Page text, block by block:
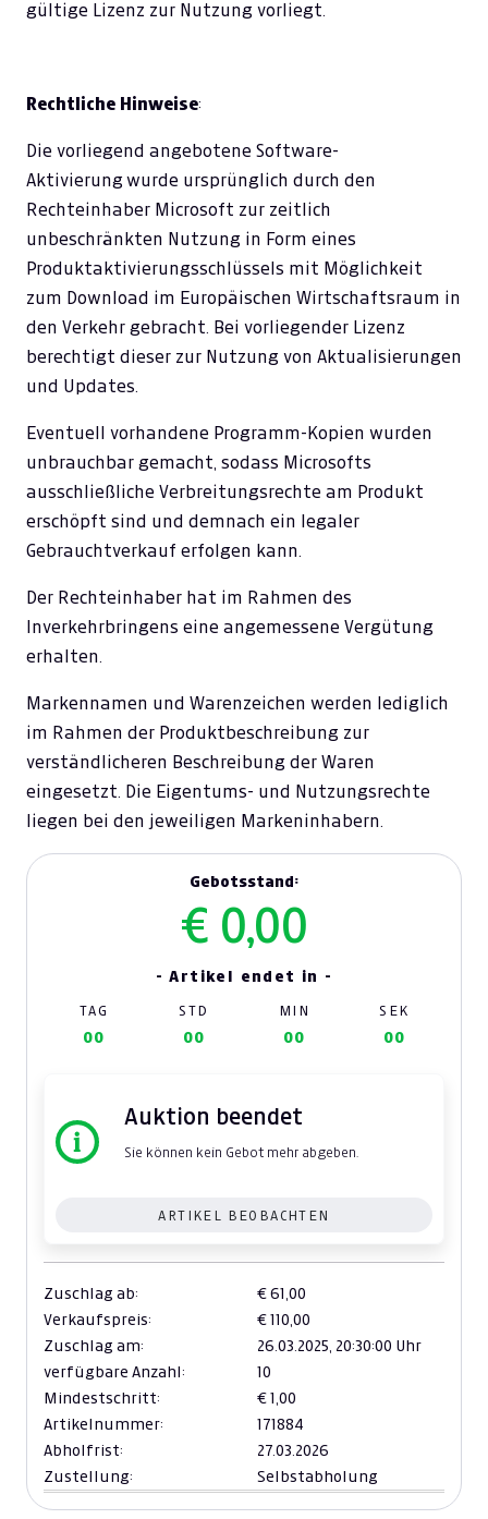
gültige Lizenz zur Nutzung vorliegt.
Rechtliche Hinweise:
Die vorliegend angebotene Software-
Aktivierung wurde ursprünglich durch den
Rechteinhaber Microsoft zur zeitlich
unbeschränkten Nutzung in Form eines
Produktaktivierungsschlüssels mit Möglichkeit
zum Download im Europäischen Wirtschaftsraum in
den Verkehr gebracht. Bei vorliegender Lizenz
berechtigt dieser zur Nutzung von Aktualisierungen
und Updates.
Eventuell vorhandene Programm-Kopien wurden
unbrauchbar gemacht, sodass Microsofts
ausschließliche Verbreitungsrechte am Produkt
erschöpft sind und demnach ein legaler
Gebrauchtverkauf erfolgen kann.
Der Rechteinhaber hat im Rahmen des
Inverkehrbringens eine angemessene Vergütung
erhalten.
Markennamen und Warenzeichen werden lediglich
im Rahmen der Produktbeschreibung zur
verständlicheren Beschreibung der Waren
eingesetzt. Die Eigentums- und Nutzungsrechte
liegen bei den jeweiligen Markeninhabern.
Gebotsstand:
€ 0,00
- Artikel endet in -
TAG STD MIN SEK
00 00 00 00
Auktion beendet
Sie können kein Gebot mehr abgeben.
ARTIKEL BEOBACHTEN
Zuschlag ab:
€ 61,00
Verkaufspreis:
€ 110,00
Zuschlag am:
26.03.2025, 20:30:00 Uhr
verfügbare Anzahl:
10
Mindestschritt:
€ 1,00
Artikelnummer:
171884
Abholfrist:
27.03.2026
Zustellung:
Selbstabholung